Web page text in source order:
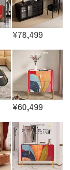
¥78,499
¥60,499